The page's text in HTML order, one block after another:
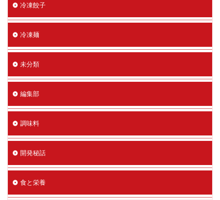
冷凍餃子
冷凍麺
未分類
編集部
調味料
開発秘話
食と栄養